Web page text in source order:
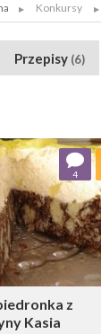
Konkursy
Przepisy (6)
z
Kasia
4
do
Wybierz